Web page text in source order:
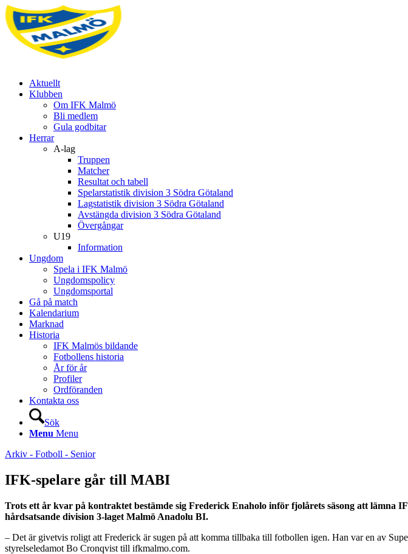
Aktuellt
Klubben
Om IFK Malmö
Bli medlem
Gula godbitar
Herrar
A-lag
Truppen
Matcher
Resultat och tabell
Spelarstatistik division 3 Södra Götaland
Lagstatistik division 3 Södra Götaland
Avstängda division 3 Södra Götaland
Övergångar
U19
Information
Ungdom
Spela i IFK Malmö
Ungdomspolicy
Ungdomsportal
Gå på match
Kalendarium
Marknad
Historia
IFK Malmös bildande
Fotbollens historia
År för år
Profiler
Ordföranden
Kontakta oss
Sök
Menu Menu
Arkiv - Fotboll - Senior
IFK-spelare går till MABI
Trots ett år kvar på kontraktet bestämde sig Frederick Enaholo inför fjolårets säsong att lämna
hårdsatsande division 3-laget Malmö Anadolu BI.
– Det är givetvis roligt att Frederick är sugen på att komma tillbaka till fotbollen igen. Han var en av
styrelseledamot Bo Cronqvist till ifkmalmo.com.